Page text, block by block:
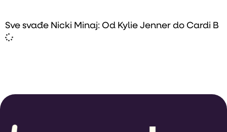
Sve svađe Nicki Minaj: Od Kylie Jenner do Cardi B